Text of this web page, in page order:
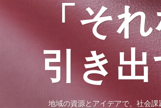
「そ
引き
地域の資源とアイデアで、社会
「そ
引き
地域の資源とアイデアで、社会
「そ
引き
地域の資源とアイデアで、社会
「そ
引き
地域の資源とアイデアで、社会